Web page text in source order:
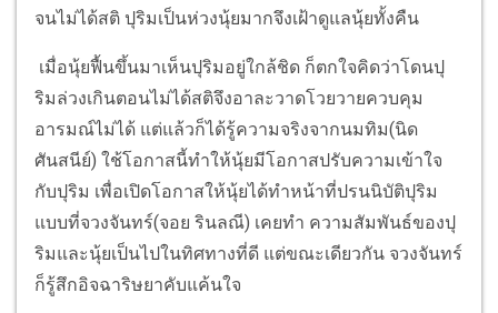
จนไม่ได้สติ ปุริมเป็นห่วงนุ้ยมากจึงเฝ้าดูแลนุ้ยทั้งคืน
เมื่อนุ้ยฟื้นขึ้นมาเห็นปุริมอยู่ใกล้ชิด ก็ตกใจคิดว่าโดนปุ
ริมล่วงเกินตอนไม่ได้สติจึงอาละวาดโวยวายควบคุม
อารมณ์ไม่ได้ แต่แล้วก็ได้รู้ความจริงจากนมทิม(นิด
ศันสนีย์) ใช้โอกาสนี้ทำให้นุ้ยมีโอกาสปรับความเข้าใจ
กับปุริม เพื่อเปิดโอกาสให้นุ้ยได้ทำหน้าที่ปรนนิบัติปุริม
แบบที่จวงจันทร์(จอย รินลณี) เคยทำ ความสัมพันธ์ของปุ
ริมและนุ้ยเป็นไปในทิศทางที่ดี แต่ขณะเดียวกัน จวงจันทร์
ก็รู้สึกอิจฉาริษยาคับแค้นใจ